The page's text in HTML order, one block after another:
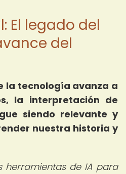
El legado del
del
la tecnología avanza a
la interpretación de
siendo relevante y
nuestra historia y
herramientas de IA para